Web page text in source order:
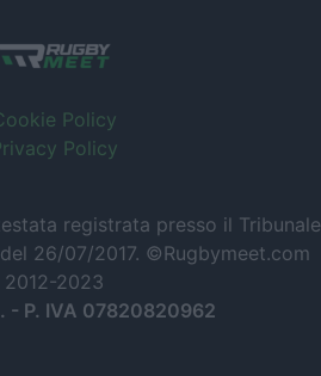
Policy
Policy
registrata presso il Tribunale
26/07/2017. ©Rugbymeet.com
2012-2023
- P. IVA 07820820962